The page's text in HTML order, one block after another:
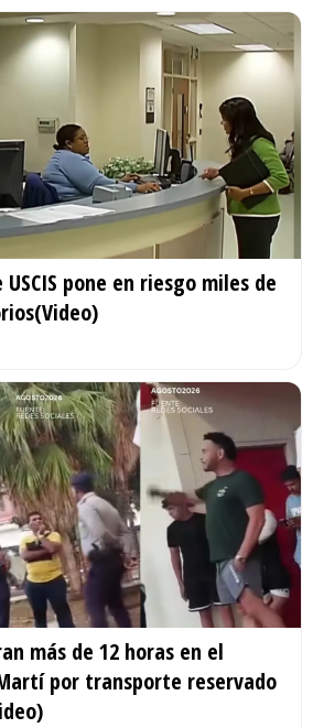
pone en riesgo miles de
más de 12 horas en el
por transporte reservado